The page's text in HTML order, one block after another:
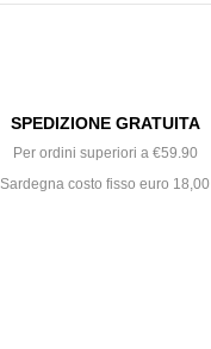
SPEDIZIONE GRATUITA
Per ordini superiori a €59.90
Sardegna costo fisso euro 18,00